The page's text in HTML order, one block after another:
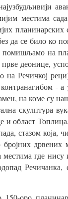
местима
да се било ко
помишљамо на
деонице,
на Речичкој
-
на коме су
скулптура
и област
стазом која,
дрвених
местима где